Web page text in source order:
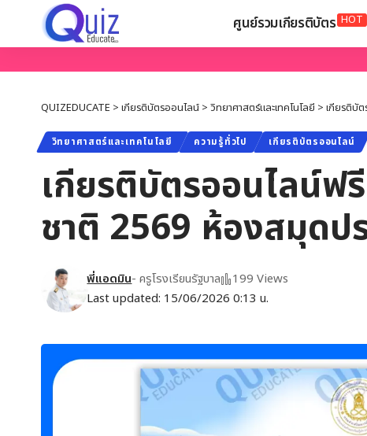
ศูนย์รวมเกียรติบัตร HOT
QUIZEDUCATE > เกียรติบัตรออนไลน์ > วิทยาศาสตร์และเทคโนโลยี > เกียรติบั
วิทยาศาสตร์และเทคโนโลยี ความรู้ทั่วไป เกียรติบัตรออนไลน์
เกียรติบัตรออนไลน์ฟ
ชาติ 2569 ห้องสมุดป
Last updated: 15/06/2026 0:13 น.
พี่แอดมิน- ครูโรงเรียนรัฐบาล 199 Views